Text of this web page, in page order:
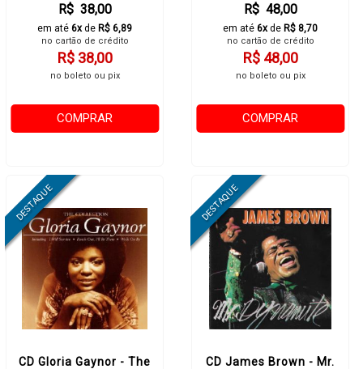
R$ 38,00
em até 6xde R$ 6,89
no cartão de crédito
R$ 38,00
no boleto ou pix
COMPRAR
R$ 48,00
em até 6xde R$ 8,70
no cartão de crédito
R$ 48,00
no boleto ou pix
COMPRAR
CD Gloria Gaynor - The
CD James Brown - Mr.